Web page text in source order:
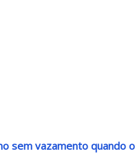
sem vazamento quando